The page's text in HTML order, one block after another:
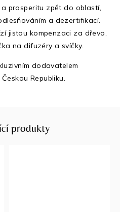
prosperitu zpět do oblastí,
a dezertifikací.
jistou kompenzaci za dřevo,
na difuzéry a svíčky.
dodavatelem
Republiku.
produkty